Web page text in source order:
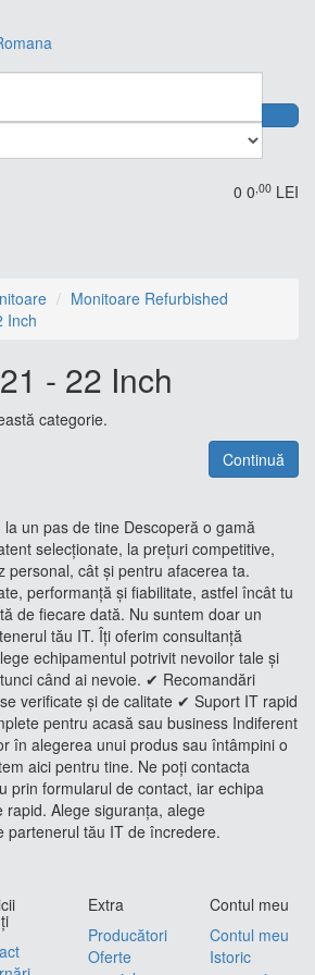
0 0,00 LEI
Monitoare Refurbished
Inch
- 22 Inch
categorie.
Continuă
un pas de tine Descoperă o gamă
selecționate, la prețuri competitive,
personal, cât și pentru afacerea ta.
performanță și fiabilitate, astfel încât tu
de fiecare dată. Nu suntem doar un
tău IT. Îți oferim consultanță
echipamentul potrivit nevoilor tale și
când ai nevoie. ✔ Recomandări
verificate și de calitate ✔ Suport IT rapid
pentru acasă sau business Indiferent
în alegerea unui produs sau întâmpini o
aici pentru tine. Ne poți contacta
prin formularul de contact, iar echipa
rapid. Alege siguranța, alege
partenerul tău IT de încredere.
Extra
Producători
Oferte
Contul meu
Contul meu
Istoric